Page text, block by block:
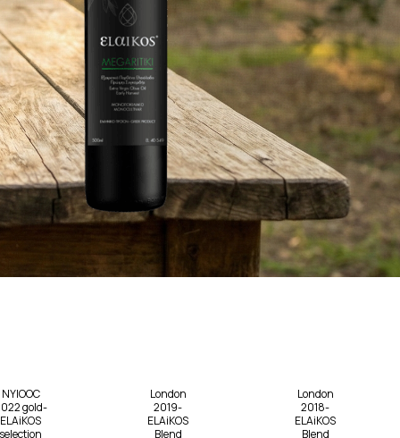
NYIOOC
gold-
ELAiKOS
selection
London
2019-
ELAiKOS
Blend
London
2018-
ELAiKOS
Blend